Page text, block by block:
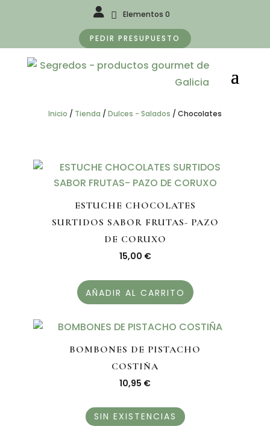
Elementos 0
PEDIR PRESUPUESTO
Inicio / Tienda / Dulces - Salados / Chocolates
ESTUCHE CHOCOLATES
SURTIDOS SABOR FRUTAS- PAZO
DE CORUXO
15,00 €
AÑADIR AL CARRITO
BOMBONES DE PISTACHO
COSTIÑA
10,95 €
SIN EXISTENCIAS